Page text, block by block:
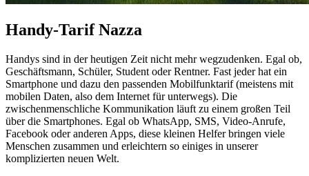
Handy-Tarif Nazza
Handys sind in der heutigen Zeit nicht mehr wegzudenken. Egal ob,
Geschäftsmann, Schüler, Student oder Rentner. Fast jeder hat ein
Smartphone und dazu den passenden Mobilfunktarif (meistens mit
mobilen Daten, also dem Internet für unterwegs). Die
zwischenmenschliche Kommunikation läuft zu einem großen Teil
über die Smartphones. Egal ob WhatsApp, SMS, Video-Anrufe,
Facebook oder anderen Apps, diese kleinen Helfer bringen viele
Menschen zusammen und erleichtern so einiges in unserer
komplizierten neuen Welt.